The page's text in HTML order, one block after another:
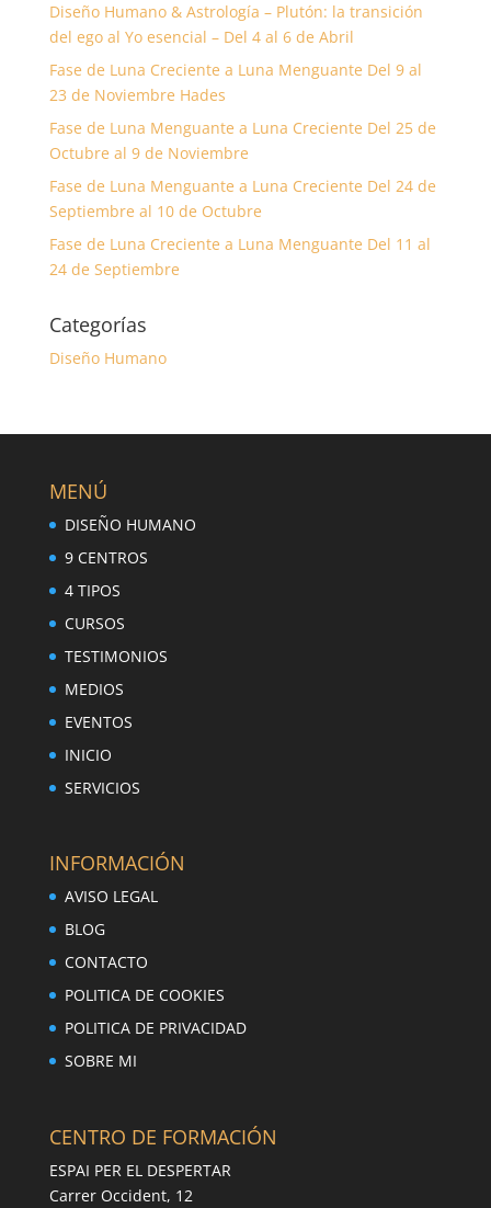
Diseño Humano & Astrología – Plutón: la transición
del ego al Yo esencial – Del 4 al 6 de Abril
Fase de Luna Creciente a Luna Menguante Del 9 al
23 de Noviembre Hades
Fase de Luna Menguante a Luna Creciente Del 25 de
Octubre al 9 de Noviembre
Fase de Luna Menguante a Luna Creciente Del 24 de
Septiembre al 10 de Octubre
Fase de Luna Creciente a Luna Menguante Del 11 al
24 de Septiembre
Categorías
Diseño Humano
MENÚ
DISEÑO HUMANO
9 CENTROS
4 TIPOS
CURSOS
TESTIMONIOS
MEDIOS
EVENTOS
INICIO
SERVICIOS
INFORMACIÓN
AVISO LEGAL
BLOG
CONTACTO
POLITICA DE COOKIES
POLITICA DE PRIVACIDAD
SOBRE MI
CENTRO DE FORMACIÓN
ESPAI PER EL DESPERTAR
Carrer Occident, 12